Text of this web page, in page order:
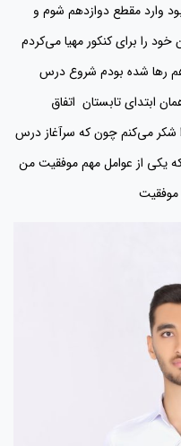
وارد مقطع دوازدهم شوم و
خود را برای کنکور مهیا می‌کردم
رها شده بودم شروع درس
ابتدای تابستان اتفاق
شکر می‌کنم چون که سرآغاز درس
یکی از عوامل مهم موفقیت من